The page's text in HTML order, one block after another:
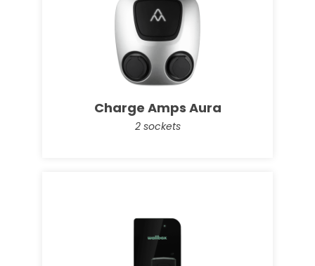
Charge Amps Aura
2 sockets
Enphase IQ Battery 2 x 3T
Verdubbelde capaciteit
Enphase IQ Battery 10T